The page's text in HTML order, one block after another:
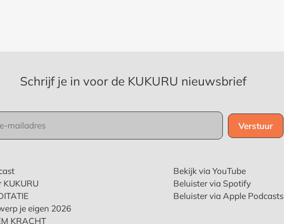
KUKURU
je eigen 2026
KRACHT
Bekijk via YouTube
Beluister via Spotify
Beluister via Apple Podcasts
Schrijf je in voor de KUKURU nieuwsbrief